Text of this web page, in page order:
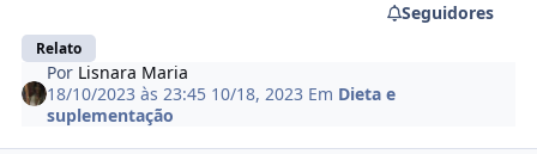
Relato
Seguidores
Por Lisnara Maria
18/10/2023 às 23:45 10/18, 2023 Em Dieta e
suplementação